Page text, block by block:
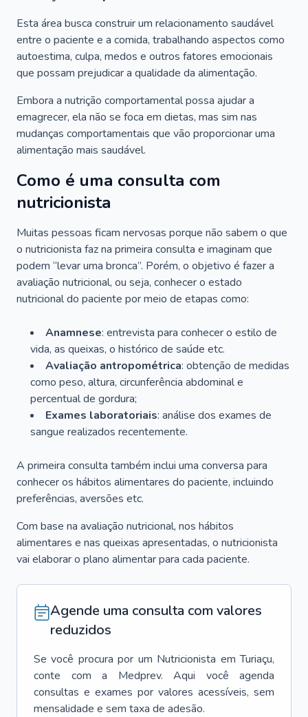
Esta área busca construir um relacionamento saudável
entre o paciente e a comida, trabalhando aspectos como
autoestima, culpa, medos e outros fatores emocionais
que possam prejudicar a qualidade da alimentação.
Embora a nutrição comportamental possa ajudar a
emagrecer, ela não se foca em dietas, mas sim nas
mudanças comportamentais que vão proporcionar uma
alimentação mais saudável.
Como é uma consulta com
nutricionista
Muitas pessoas ficam nervosas porque não sabem o que
o nutricionista faz na primeira consulta e imaginam que
podem “levar uma bronca”. Porém, o objetivo é fazer a
avaliação nutricional, ou seja, conhecer o estado
nutricional do paciente por meio de etapas como:
Anamnese: entrevista para conhecer o estilo de
vida, as queixas, o histórico de saúde etc.
Avaliação antropométrica: obtenção de medidas
como peso, altura, circunferência abdominal e
percentual de gordura;
Exames laboratoriais: análise dos exames de
sangue realizados recentemente.
A primeira consulta também inclui uma conversa para
conhecer os hábitos alimentares do paciente, incluindo
preferências, aversões etc.
Com base na avaliação nutricional, nos hábitos
alimentares e nas queixas apresentadas, o nutricionista
vai elaborar o plano alimentar para cada paciente.
Agende uma consulta com valores
reduzidos
Se você procura por um Nutricionista em Turiaçu,
conte com a Medprev. Aqui você agenda
consultas e exames por valores acessíveis, sem
mensalidade e sem taxa de adesão.